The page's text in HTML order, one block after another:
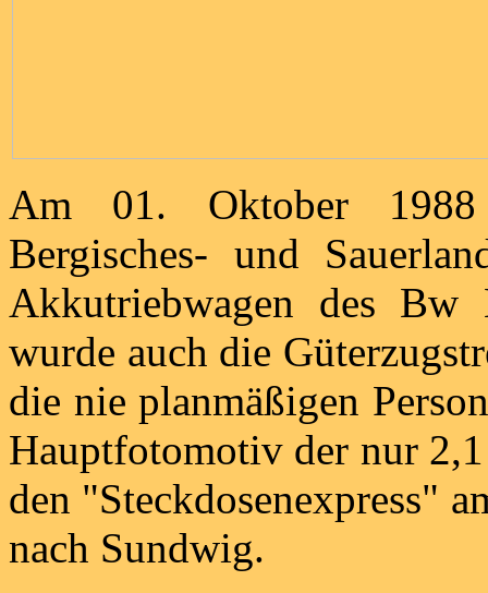
Am 01. Oktober
Bergisches- und
Akkutriebwagen des Bw
wurde auch die
die nie planmäßigen
Hauptfotomotiv der nur
den "Steckdosenexpress"
nach Sundwig.